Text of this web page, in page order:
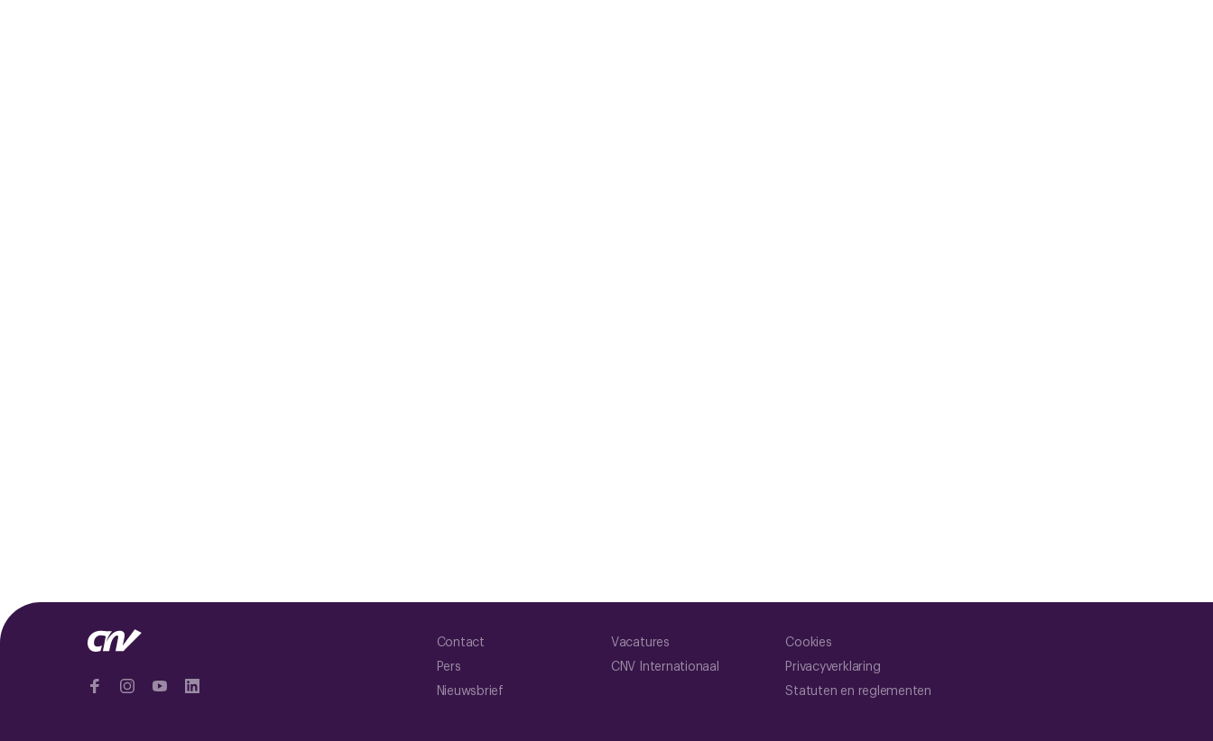
Contact
Pers
Nieuwsbrief
Vacatures
CNV Internationaal
Cookies
Privacyverklaring
Statuten en reglementen